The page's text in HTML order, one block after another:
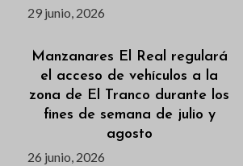
29 junio, 2026
Manzanares El Real regulará
el acceso de vehículos a la
zona de El Tranco durante los
fines de semana de julio y
agosto
26 junio, 2026